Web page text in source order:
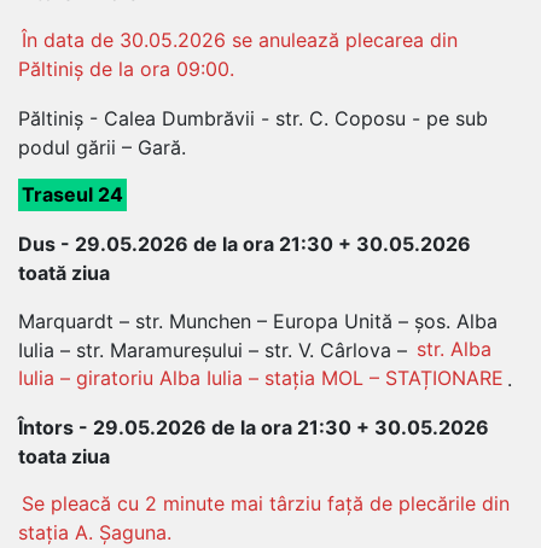
În data de 30.05.2026 se anulează plecarea din
Păltiniș de la ora 09:00.
Păltiniș - Calea Dumbrăvii - str. C. Coposu - pe sub
podul gării – Gară.
Traseul 24
Dus - 29.05.2026 de la ora 21:30 + 30.05.2026
toată ziua
Marquardt – str. Munchen – Europa Unită – șos. Alba
Iulia – str. Maramureșului – str. V. Cârlova – str. Alba
Iulia – giratoriu Alba Iulia – stația MOL – STAȚIONARE .
Întors - 29.05.2026 de la ora 21:30 + 30.05.2026
toata ziua
Se pleacă cu 2 minute mai târziu față de plecările din
stația A. Șaguna.